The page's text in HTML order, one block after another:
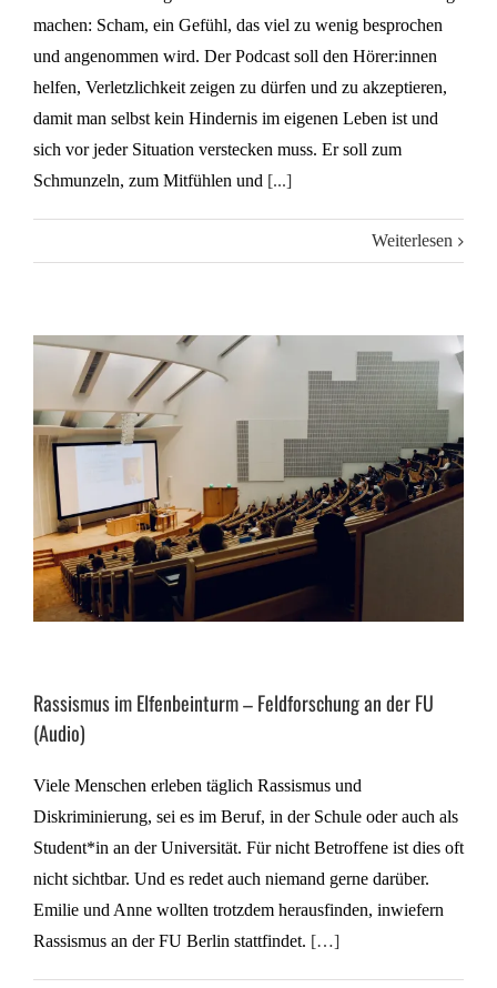
machen: Scham, ein Gefühl, das viel zu wenig besprochen
und angenommen wird. Der Podcast soll den Hörer:innen
helfen, Verletzlichkeit zeigen zu dürfen und zu akzeptieren,
damit man selbst kein Hindernis im eigenen Leben ist und
sich vor jeder Situation verstecken muss. Er soll zum
Schmunzeln, zum Mitfühlen und [...]
Weiterlesen
Rassismus im Elfenbeinturm – Feldforschung an der FU
(Audio)
Viele Menschen erleben täglich Rassismus und
Diskriminierung, sei es im Beruf, in der Schule oder auch als
Student*in an der Universität. Für nicht Betroffene ist dies oft
nicht sichtbar. Und es redet auch niemand gerne darüber.
Emilie und Anne wollten trotzdem herausfinden, inwiefern
Rassismus an der FU Berlin stattfindet. […]